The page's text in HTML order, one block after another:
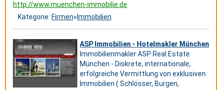
http://www.muenchen-immobilie.de
Kategorie: Firmen» Immobilien
ASP Immobilien - Hotelmakler München
Immobilienmakler ASP Real Estate
München - Diskrete, internationale,
erfolgreiche Vermittlung von exklusiven
Immobilien ( Schlösser, Burgen,